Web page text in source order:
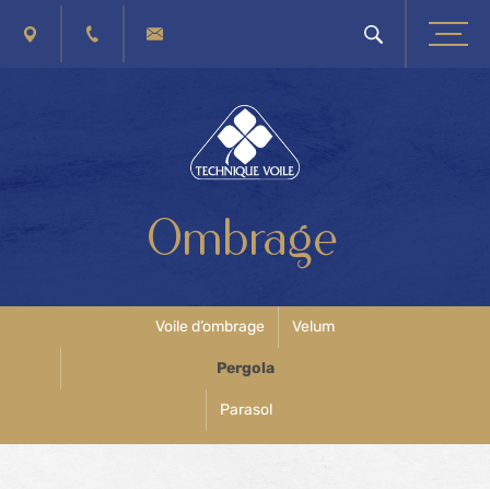
PLAN D'ACCÈS+32 (0) 4 263 40 41
CONTACTEZ-NOUS
Ombrage
Voile d’ombrage Velum
Pergola
Parasol